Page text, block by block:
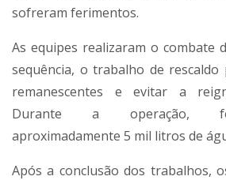
sofreram ferimentos.
As equipes realizaram o combate
sequência, o trabalho de
remanescentes e evitar a
Durante a operação,
aproximadamente 5 mil litros de
Após a conclusão dos trabalhos,